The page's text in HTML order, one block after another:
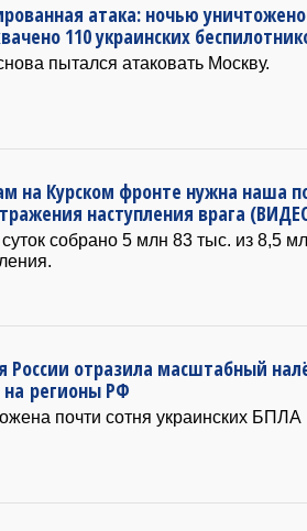
атака: ночью
110 украинских
пытался атаковать Москву.
на Курском фронте нужна наша
наступления врага
собрано 5 млн 83 тыс. из 8,5
России отразила масштабный
на регионы РФ
почти сотня украинских БПЛА